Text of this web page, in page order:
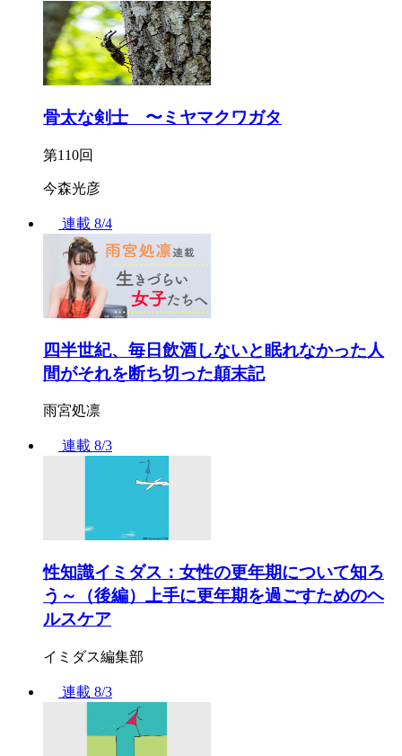
骨太な剣士 〜ミヤマクワガタ
第110回
今森光彦
連載 8/4
四半世紀、毎日飲酒しないと眠れなかった人
間がそれを断ち切った顛末記
雨宮処凛
連載 8/3
性知識イミダス：女性の更年期について知ろ
う～（後編）上手に更年期を過ごすためのヘ
ルスケア
イミダス編集部
連載 8/3